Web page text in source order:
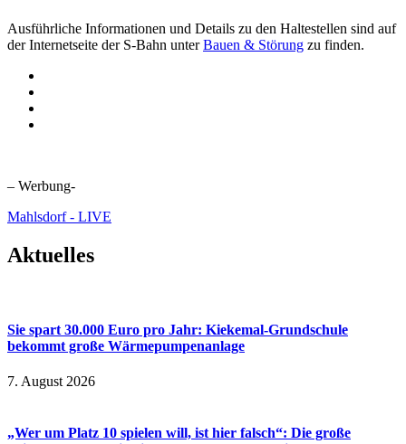
Ausführliche Informationen und Details zu den Haltestellen sind auf
der Internetseite der S-Bahn unterBauen & Störung zu finden.
– Werbung-
Mahlsdorf - LIVE
Aktuelles
Sie spart 30.000 Euro pro Jahr: Kiekemal-Grundschule
bekommt große Wärmepumpenanlage
7. August 2026
„Wer um Platz 10 spielen will, ist hier falsch“: Die große